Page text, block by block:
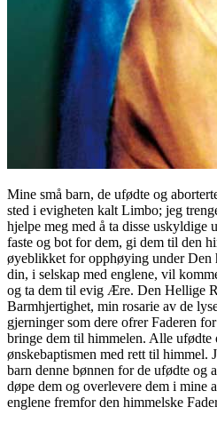
Mine små barn, de ufødte og
sted i evigheten kalt Limbo; jeg
hjelpe meg med å ta disse uskyldige
faste og bot for dem, gi dem til den
øyeblikket for opphøying under Den
din, i selskap med englene, vil
og ta dem til evig Ære. Den Hellige
Barmhjertighet, min rosarie av de
gjerninger som dere ofrer Faderen
bringe dem til himmelen. Alle ufødte
ønskebaptismen med rett til himmel.
barn denne bønnen for de ufødte og
døpe dem og overlevere dem i mine
englene fremfor den himmelske